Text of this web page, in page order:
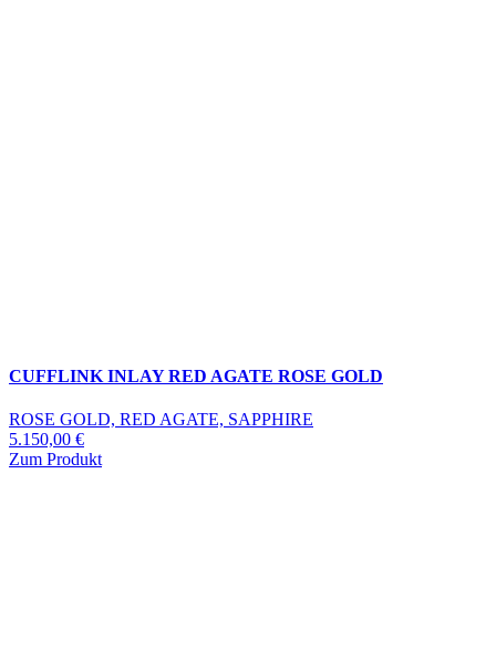
CUFFLINK INLAY RED AGATE ROSE GOLD
ROSE GOLD, RED AGATE, SAPPHIRE
5.150,00 €
Zum Produkt